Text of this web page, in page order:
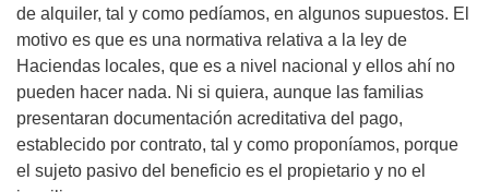
de alquiler, tal y como pedíamos, en algunos supuestos. El
motivo es que es una normativa relativa a la ley de
Haciendas locales, que es a nivel nacional y ellos ahí no
pueden hacer nada. Ni si quiera, aunque las familias
presentaran documentación acreditativa del pago,
establecido por contrato, tal y como proponíamos, porque
el sujeto pasivo del beneficio es el propietario y no el